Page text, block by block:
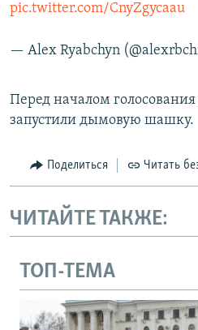
pic.twitter.com/CnyZgycaau
— Alex Ryabchyn
Перед началом
запустили дымовую шашку.
Поделиться Читать
ЧИТАЙТЕ ТАКЖЕ:
ТОП-ТЕМА